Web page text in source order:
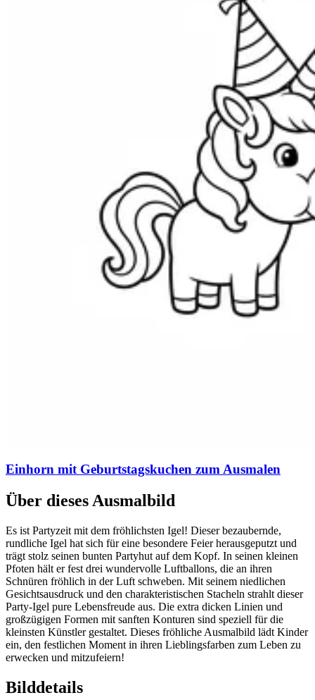
Einhorn mit Geburtstagskuchen zum Ausmalen
Über dieses Ausmalbild
Es ist Partyzeit mit dem fröhlichsten Igel! Dieser bezaubernde,
rundliche Igel hat sich für eine besondere Feier herausgeputzt und
trägt stolz seinen bunten Partyhut auf dem Kopf. In seinen kleinen
Pfoten hält er fest drei wundervolle Luftballons, die an ihren
Schnüren fröhlich in der Luft schweben. Mit seinem niedlichen
Gesichtsausdruck und den charakteristischen Stacheln strahlt dieser
Party-Igel pure Lebensfreude aus. Die extra dicken Linien und
großzügigen Formen mit sanften Konturen sind speziell für die
kleinsten Künstler gestaltet. Dieses fröhliche Ausmalbild lädt Kinder
ein, den festlichen Moment in ihren Lieblingsfarben zum Leben zu
erwecken und mitzufeiern!
Bilddetails